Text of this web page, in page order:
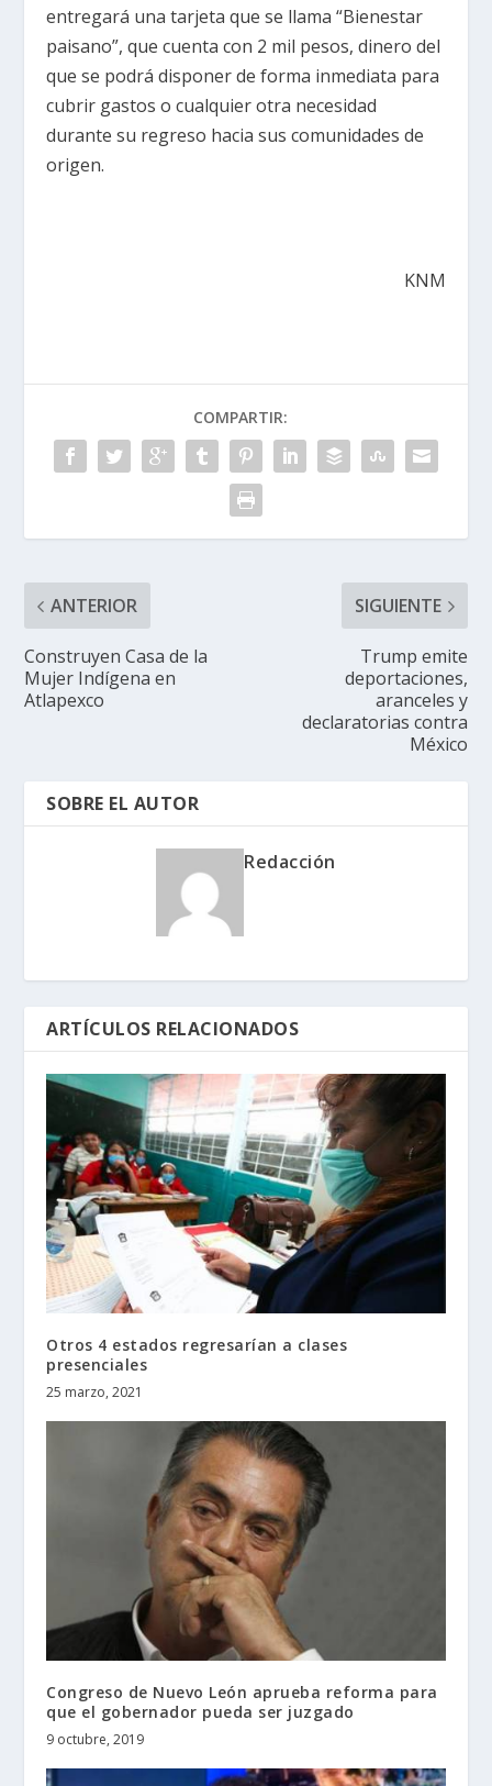
entregará una tarjeta que se llama “Bienestar
paisano”, que cuenta con 2 mil pesos, dinero del
que se podrá disponer de forma inmediata para
cubrir gastos o cualquier otra necesidad
durante su regreso hacia sus comunidades de
origen.
KNM
COMPARTIR:
ANTERIOR
Construyen Casa de la
Mujer Indígena en
Atlapexco
SIGUIENTE
Trump emite
deportaciones,
aranceles y
declaratorias contra
México
SOBRE EL AUTOR
Redacción
ARTÍCULOS RELACIONADOS
Otros 4 estados regresarían a clases
presenciales
25 marzo, 2021
Congreso de Nuevo León aprueba reforma para
que el gobernador pueda ser juzgado
9 octubre, 2019